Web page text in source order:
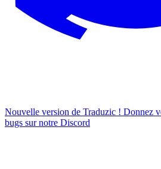
Nouvelle version de Traduzic ! Donnez
bugs sur notre Discord